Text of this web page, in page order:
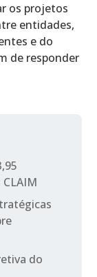
os projetos
entidades,
e do
de responder
do